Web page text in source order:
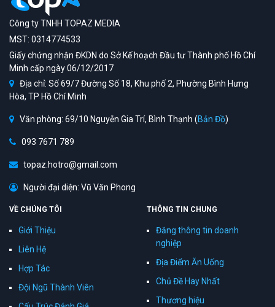
Công ty TNHH TOPAZ MEDIA
MST: 0314774533
Giấy chứng nhận ĐKDN do Sở Kế hoạch Đầu tư Thành phố Hồ Chí
Minh cấp ngày 06/12/2017
Địa chỉ: Số 69/7 Đường Số 18, Khu phố 2, Phường Bình Hưng
Hòa, TP Hồ Chí Minh
Văn phòng: 69/10 Nguyễn Gia Trí, Bình Thạnh (Bản Đồ)
093 7671 789
topaz.hotro@gmail.com
Người đại diện: Vũ Văn Phong
VỀ CHÚNG TÔI
Giới Thiệu
Liên Hệ
Hợp Tác
Đội Ngũ Thành Viên
THÔNG TIN CHUNG
Đăng thông tin doanh
nghiệp
Địa Điểm Ăn Uống
Chủ Đề Hay Nhất
Thương hiệu